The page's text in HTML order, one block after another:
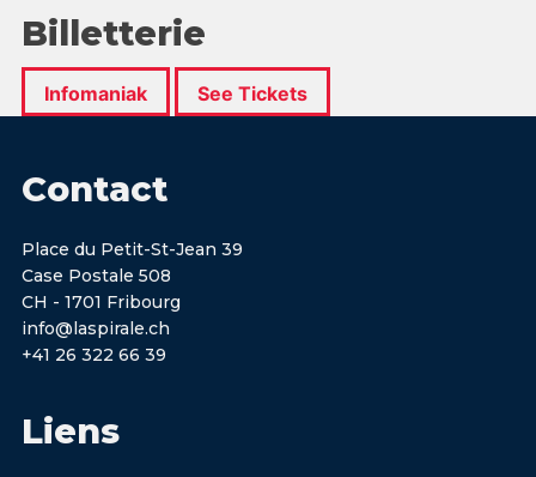
Billetterie
Infomaniak See Tickets
Contact
Place du Petit-St-Jean 39
Case Postale 508
CH - 1701 Fribourg
info@laspirale.ch
+41 26 322 66 39
Liens